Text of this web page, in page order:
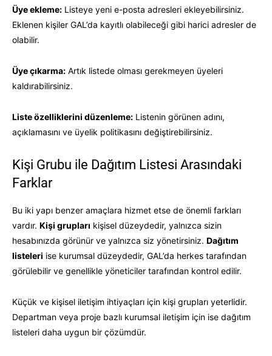
Üye ekleme: Listeye yeni e-posta adresleri ekleyebilirsiniz.
Eklenen kişiler GAL’da kayıtlı olabileceği gibi harici adresler de
olabilir.
Üye çıkarma: Artık listede olması gerekmeyen üyeleri
kaldırabilirsiniz.
Liste özelliklerini düzenleme: Listenin görünen adını,
açıklamasını ve üyelik politikasını değiştirebilirsiniz.
Kişi Grubu ile Dağıtım Listesi Arasındaki
Farklar
Bu iki yapı benzer amaçlara hizmet etse de önemli farkları
vardır. Kişi grupları kişisel düzeydedir, yalnızca sizin
hesabınızda görünür ve yalnızca siz yönetirsiniz. Dağıtım
listeleri ise kurumsal düzeydedir, GAL’da herkes tarafından
görülebilir ve genellikle yöneticiler tarafından kontrol edilir.
Küçük ve kişisel iletişim ihtiyaçları için kişi grupları yeterlidir.
Departman veya proje bazlı kurumsal iletişim için ise dağıtım
listeleri daha uygun bir çözümdür.